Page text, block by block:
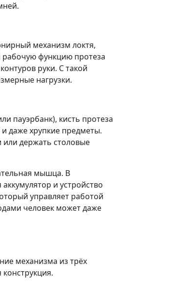
механизм локтя,
рабочую функцию протеза
руки. С такой
нагрузки.
пауэрбанк), кисть протеза
даже хрупкие предметы.
или держать столовые
мышца. В
и устройство
управляет работой
человек может даже
механизма из трёх